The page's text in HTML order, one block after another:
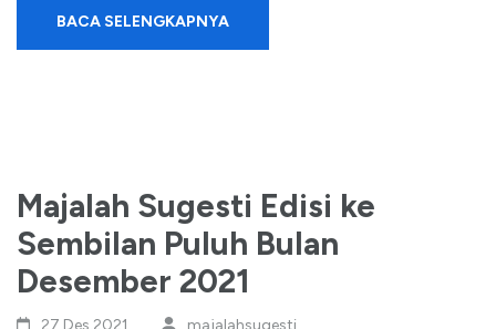
BACA SELENGKAPNYA
Majalah Sugesti Edisi ke
Sembilan Puluh Bulan
Desember 2021
27 Des,2021
majalahsugesti